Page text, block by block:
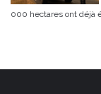
000 hectares ont déjà